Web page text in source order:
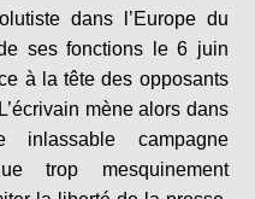
dans l’Europe du
ses fonctions le 6 juin
à la tête des opposants
mène alors dans
inlassable campagne
trop mesquinement